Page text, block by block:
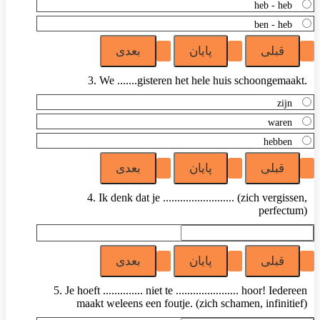
heb - heb
ben - heb
3. We .......gisteren het hele huis schoongemaakt.
zijn
waren
hebben
4. Ik denk dat je ......................... (zich vergissen,
perfectum)
5. Je hoeft .............. niet te ...................... hoor! Iedereen
maakt weleens een foutje. (zich schamen, infinitief)